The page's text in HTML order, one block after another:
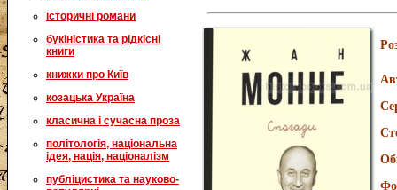
історичні романи
букіністика та рідкісні
книги
книжки про Київ
козацька Україна
класична і сучасна проза
політологія, національна
ідея, нація, націоналізм
публіцистика та науково-